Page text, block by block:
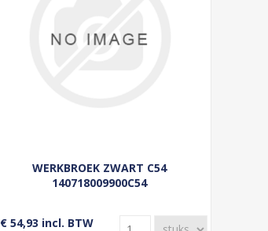
WERKBROEK ZWART C54
140718009900C54
€ 54,93 incl. BTW